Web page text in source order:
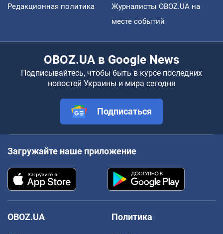
Редакционная политика
Журналисты OBOZ.UA на
месте событий
OBOZ.UA в Google News
Подписывайтесь, чтобы быть в курсе последних
новостей Украины и мира сегодня
Подписаться
Загружайте наше приложение
OBOZ.UA
Политика